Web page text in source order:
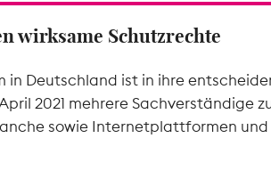
wirksame Schutzrechte
Deutschland ist in ihre
2021 mehrere
sowie Internetplattformen